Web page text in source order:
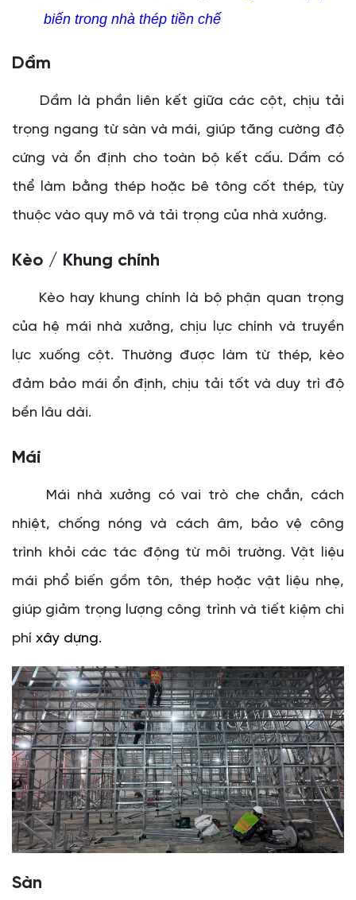
biến trong nhà thép tiền chế
Dầm
Dầm là phần liên kết giữa các cột, chịu tải
trọng ngang từ sàn và mái, giúp tăng cường độ
cứng và ổn định cho toàn bộ kết cấu. Dầm có
thể làm bằng thép hoặc bê tông cốt thép, tùy
thuộc vào quy mô và tải trọng của nhà xưởng.
Kèo / Khung chính
Kèo hay khung chính là bộ phận quan trọng
của hệ mái nhà xưởng, chịu lực chính và truyền
lực xuống cột. Thường được làm từ thép, kèo
đảm bảo mái ổn định, chịu tải tốt và duy trì độ
bền lâu dài.
Mái
Mái nhà xưởng có vai trò che chắn, cách
nhiệt, chống nóng và cách âm, bảo vệ công
trình khỏi các tác động từ môi trường. Vật liệu
mái phổ biến gồm tôn, thép hoặc vật liệu nhẹ,
giúp giảm trọng lượng công trình và tiết kiệm chi
phí xây dựng.
Sàn